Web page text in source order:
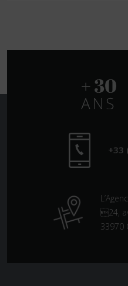
+33
24,
33970